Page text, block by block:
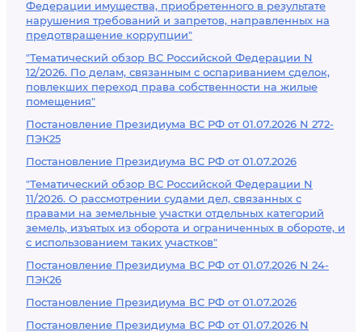
Федерации имущества, приобретенного в результате
нарушения требований и запретов, направленных на
предотвращение коррупции"
"Тематический обзор ВС Российской Федерации N
12/2026. По делам, связанным с оспариванием сделок,
повлекших переход права собственности на жилые
помещения"
Постановление Президиума ВС РФ от 01.07.2026 N 272-
ПЭК25
Постановление Президиума ВС РФ от 01.07.2026
"Тематический обзор ВС Российской Федерации N
11/2026. О рассмотрении судами дел, связанных с
правами на земельные участки отдельных категорий
земель, изъятых из оборота и ограниченных в обороте, и
с использованием таких участков"
Постановление Президиума ВС РФ от 01.07.2026 N 24-
ПЭК26
Постановление Президиума ВС РФ от 01.07.2026
Постановление Президиума ВС РФ от 01.07.2026 N